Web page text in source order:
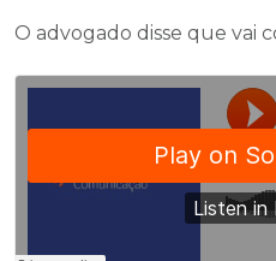
O advogado disse que vai